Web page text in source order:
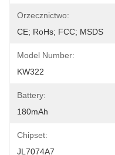
Orzecznictwo:
CE; RoHs; FCC; MSDS
Model Number:
KW322
Battery:
180mAh
Chipset:
JL7074A7